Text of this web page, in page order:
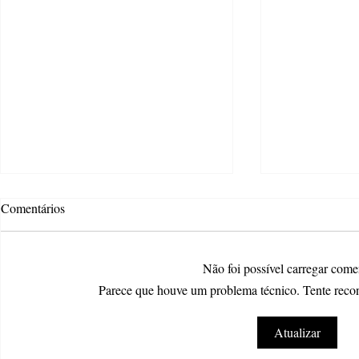
Estão
os editais da
Comentários
Não foi possível carregar
Parece que houve um problema técnico. Tente
Atualizar